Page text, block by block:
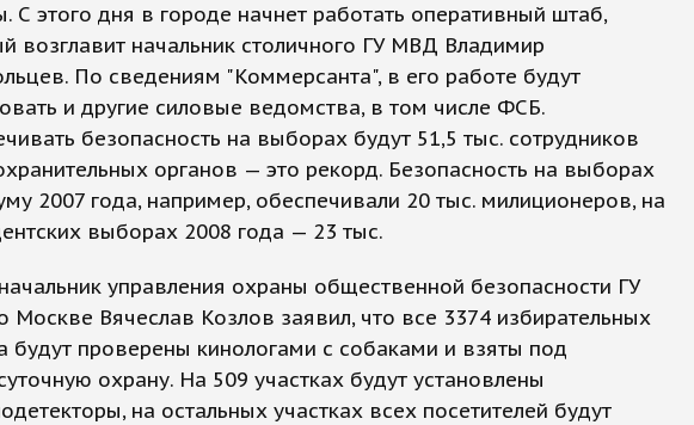
С этого дня в городе начнет работать оперативный штаб,
возглавит начальник столичного ГУ МВД Владимир
По сведениям "Коммерсанта", в его работе будут
и другие силовые ведомства, в том числе ФСБ.
безопасность на выборах будут 51,5 тыс. сотрудников
органов — это рекорд. Безопасность на выборах
2007 года, например, обеспечивали 20 тыс. милиционеров, на
выборах 2008 года — 23 тыс.
управления охраны общественной безопасности ГУ
Москве Вячеслав Козлов заявил, что все 3374 избирательных
будут проверены кинологами с собаками и взяты под
охрану. На 509 участках будут установлены
на остальных участках всех посетителей будут